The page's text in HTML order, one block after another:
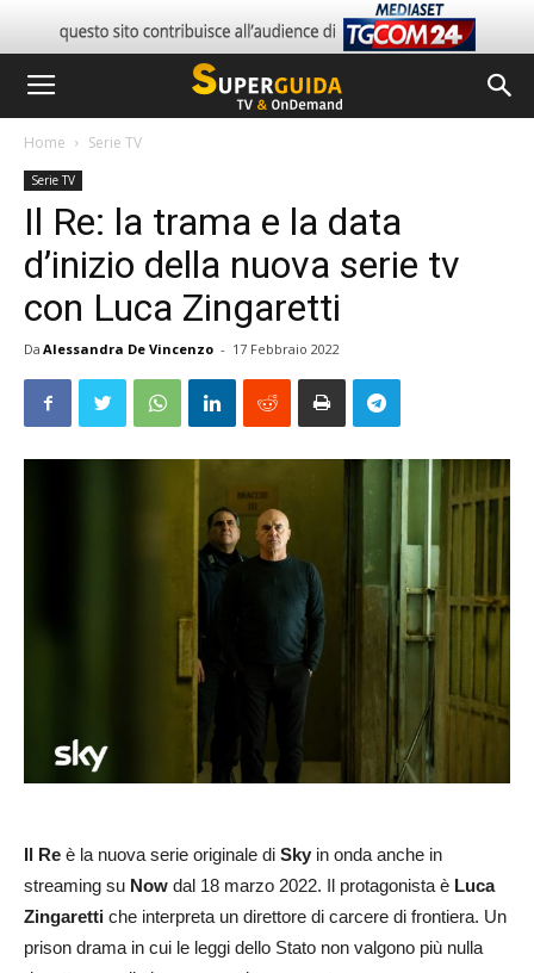
Home Serie TV
Serie TV
Il Re: la trama e la data
d’inizio della nuova serie tv
con Luca Zingaretti
Da Alessandra De Vincenzo - 17 Febbraio 2022
Il Re è la nuova serie originale di Sky in onda anche in
streaming su Now dal 18 marzo 2022. Il protagonista è Luca
Zingaretti che interpreta un direttore di carcere di frontiera. Un
prison drama in cui le leggi dello Stato non valgono più nulla